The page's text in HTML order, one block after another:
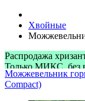
Хвойные
Распродажа
Только МИКС, без
> Микс-наборы
Можжевельник
Compact)